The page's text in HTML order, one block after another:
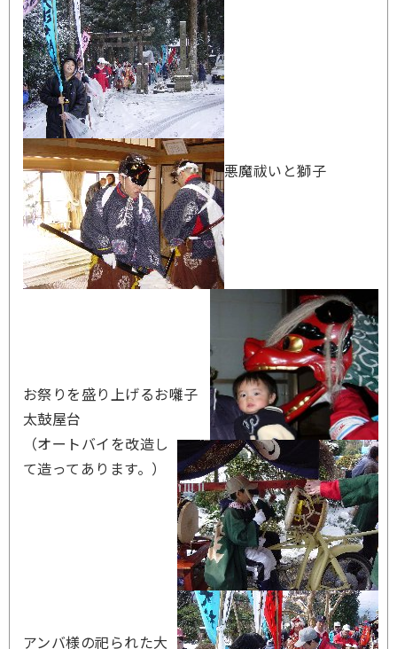
悪魔祓いと獅子
お祭りを盛り上げるお囃子
太鼓屋台
（オートバイを改造し
て造ってあります。）
アンバ様の祀られた大